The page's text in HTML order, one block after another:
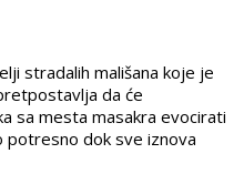
stradalih mališana koje je
da će
sa mesta masakra evocirati
potresno dok sve iznova